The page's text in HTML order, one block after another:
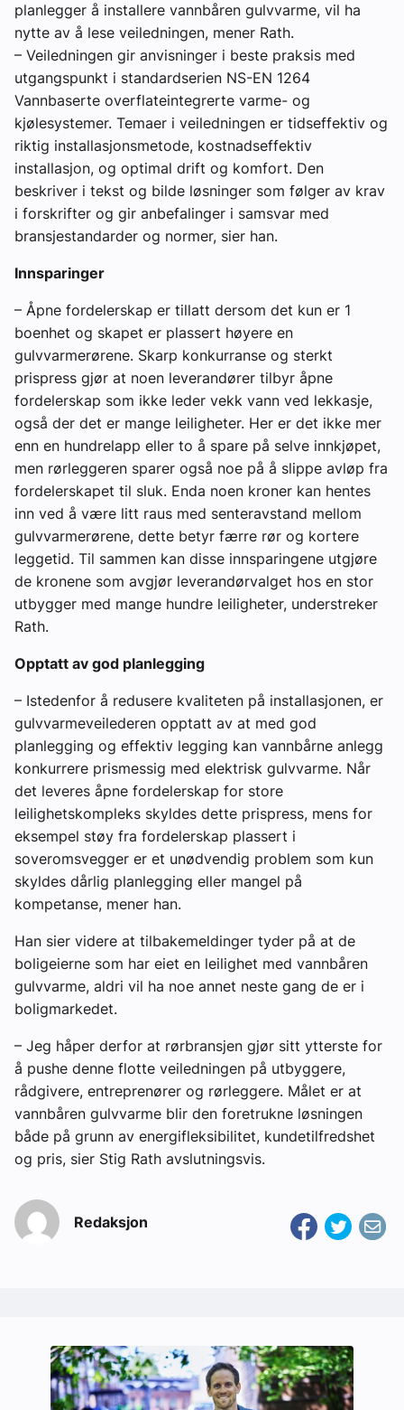
planlegger å installere vannbåren gulvvarme, vil ha
nytte av å lese veiledningen, mener Rath.
– Veiledningen gir anvisninger i beste praksis med
utgangspunkt i standardserien NS-EN 1264
Vannbaserte overflateintegrerte varme- og
kjølesystemer. Temaer i veiledningen er tidseffektiv og
riktig installasjonsmetode, kostnadseffektiv
installasjon, og optimal drift og komfort. Den
beskriver i tekst og bilde løsninger som følger av krav
i forskrifter og gir anbefalinger i samsvar med
bransjestandarder og normer, sier han.
Innsparinger
– Åpne fordelerskap er tillatt dersom det kun er 1
boenhet og skapet er plassert høyere en
gulvvarmerørene. Skarp konkurranse og sterkt
prispress gjør at noen leverandører tilbyr åpne
fordelerskap som ikke leder vekk vann ved lekkasje,
også der det er mange leiligheter. Her er det ikke mer
enn en hundrelapp eller to å spare på selve innkjøpet,
men rørleggeren sparer også noe på å slippe avløp fra
fordelerskapet til sluk. Enda noen kroner kan hentes
inn ved å være litt raus med senteravstand mellom
gulvvarmerørene, dette betyr færre rør og kortere
leggetid. Til sammen kan disse innsparingene utgjøre
de kronene som avgjør leverandørvalget hos en stor
utbygger med mange hundre leiligheter, understreker
Rath.
Opptatt av god planlegging
– Istedenfor å redusere kvaliteten på installasjonen, er
gulvvarmeveilederen opptatt av at med god
planlegging og effektiv legging kan vannbårne anlegg
konkurrere prismessig med elektrisk gulvvarme. Når
det leveres åpne fordelerskap for store
leilighetskompleks skyldes dette prispress, mens for
eksempel støy fra fordelerskap plassert i
soveromsvegger er et unødvendig problem som kun
skyldes dårlig planlegging eller mangel på
kompetanse, mener han.
Han sier videre at tilbakemeldinger tyder på at de
boligeierne som har eiet en leilighet med vannbåren
gulvvarme, aldri vil ha noe annet neste gang de er i
boligmarkedet.
– Jeg håper derfor at rørbransjen gjør sitt ytterste for
å pushe denne flotte veiledningen på utbyggere,
rådgivere, entreprenører og rørleggere. Målet er at
vannbåren gulvvarme blir den foretrukne løsningen
både på grunn av energifleksibilitet, kundetilfredshet
og pris, sier Stig Rath avslutningsvis.
Redaksjon